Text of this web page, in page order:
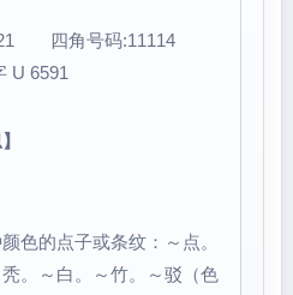
四角号码:11114
U 6591
色的点子或条纹：～点。
。～白。～竹。～驳（色